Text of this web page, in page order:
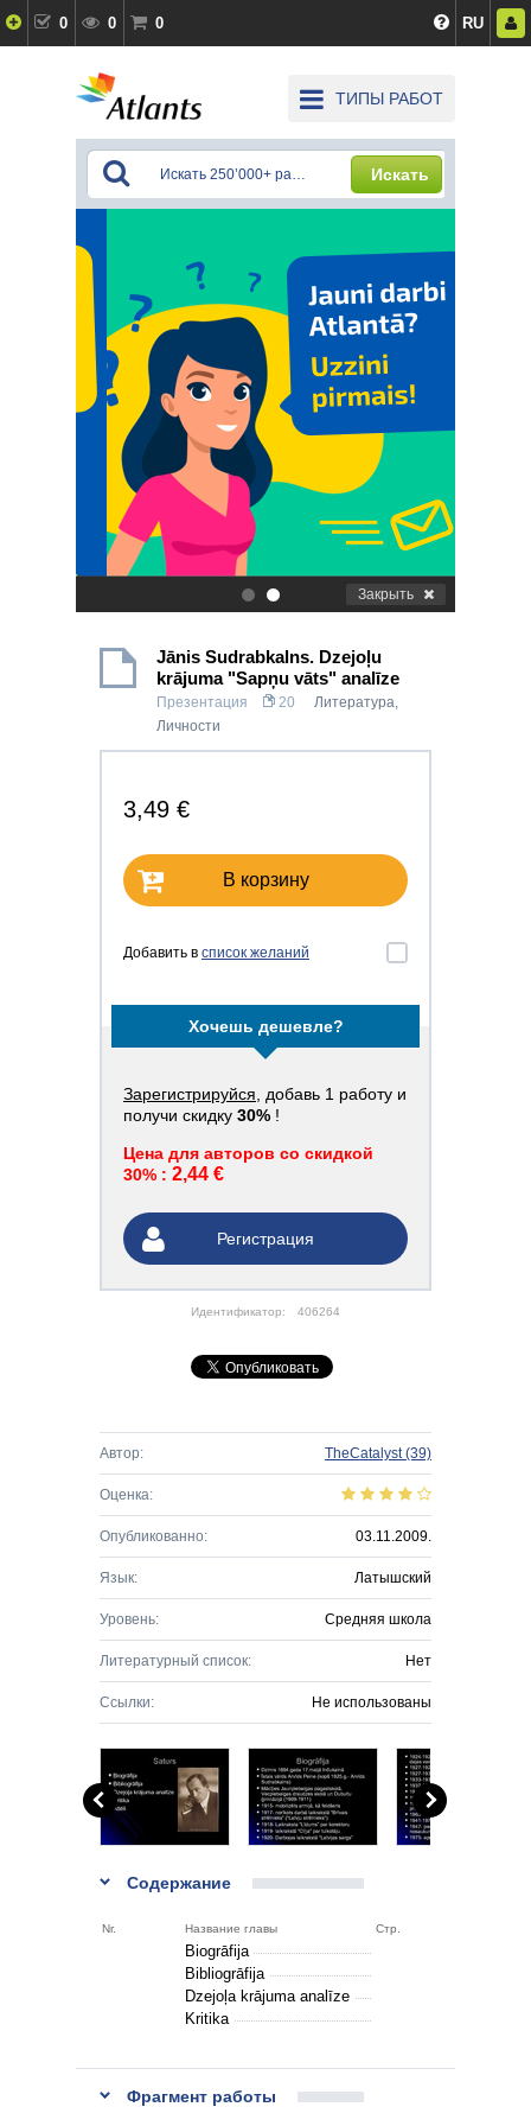
0 0 0 RU
ТИПЫ РАБОТ
Искать
. Закрыть
Jānis Sudrabkalns. Dzejoļu
krājuma "Sapņu vāts" analīze
Презентация 20 Литература,
Личности
3,49 €
В корзину
Добавить в список желаний
Хочешь дешевле?
Зарегистрируйся , добавь 1 работу и
получи скидку 30% !
Цена для авторов со скидкой
30% : 2,44 €
Регистрация
Идентификатор: 406264
Автор: TheCatalyst(39)
Оценка:
Опубликованно: 03.11.2009.
Язык: Латышский
Уровень: Средняя школа
Литературный список: Нет
Ссылки: Не использованы
Содержание
Nr. Название главы Стр.
Biogrāfija
Bibliogrāfija
Dzejoļa krājuma analīze
Kritika
Фрагмент работы